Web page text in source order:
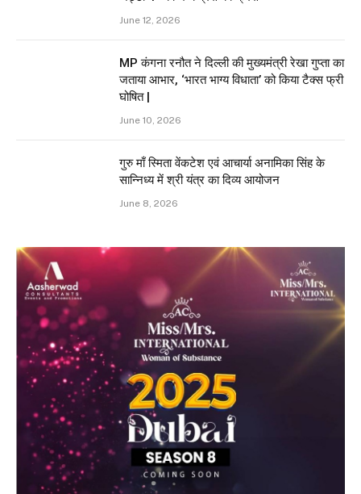
June 12, 2026
MP कंगना रनौत ने दिल्ली की मुख्यमंत्री रेखा गुप्ता का
जताया आभार, ‘भारत भाग्य विधाता’ को किया टैक्स फ्री
घोषित |
June 10, 2026
गुरु माँ स्मिता वेंकटेश एवं आचार्या अनामिका सिंह के
सान्निध्य में श्री यंत्र का दिव्य आयोजन
June 8, 2026